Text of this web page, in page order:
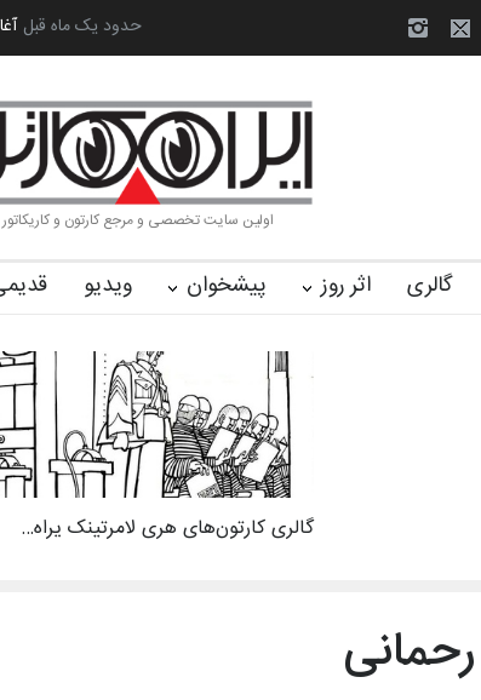
به یاد اردوغان باشول (۱۹۳۶–۲۰۲۶) جشنواره بین‌المل… حدود یک ماه قبل
اولین سایت تخصصی و مرجع کارتون و کاریکاتور
گالری اثر روز پیشخوان ویدیو
گالری کارتون‌های هری لامرتینک یراه…